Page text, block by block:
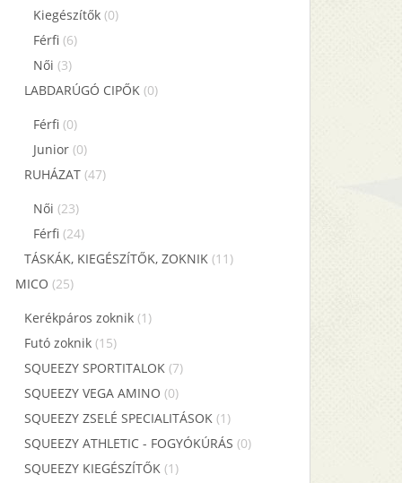
Kiegészítők (0)
Férfi (6)
Női (3)
LABDARÚGÓ CIPŐK (0)
Férfi (0)
Junior (0)
RUHÁZAT (47)
Női (23)
Férfi (24)
TÁSKÁK, KIEGÉSZÍTŐK, ZOKNIK (11)
MICO (25)
Kerékpáros zoknik (1)
Futó zoknik (15)
SQUEEZY SPORTITALOK (7)
SQUEEZY VEGA AMINO (0)
SQUEEZY ZSELÉ SPECIALITÁSOK (1)
SQUEEZY ATHLETIC - FOGYÓKÚRÁS (0)
SQUEEZY KIEGÉSZÍTŐK (1)